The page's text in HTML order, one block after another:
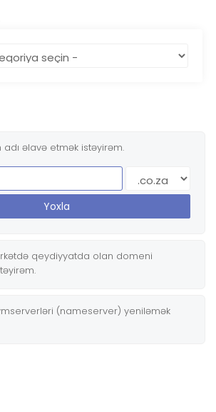
əlavə etmək istəyirəm.
Yoxla
qeydiyyatda olan domeni
(nameserver) yeniləmək